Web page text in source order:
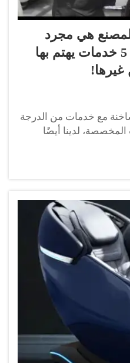
هي مجرد
معيار؟ نحن نقدم أيضًا 5 خدمات يهتم بها
غيرها!
مع خدمات من الدرجة
المخصصة، لدينا أيضًا
عملاء الجملة. نريد
تدليك للبيع لا تُضاهى من